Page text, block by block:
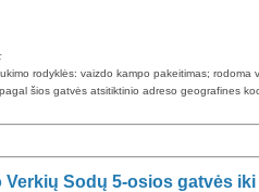
rodyklės: vaizdo kampo pakeitimas;
šios gatvės atsitiktinio adreso geografines
Verkių Sodų 5-osios gatvės